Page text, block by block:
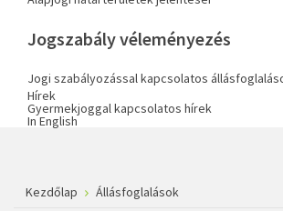
Jogszabály véleményezés
Jogi szabályozással kapcsolatos
Hírek
Gyermekjoggal kapcsolatos hírek
In English
Kezdőlap Állásfoglalások